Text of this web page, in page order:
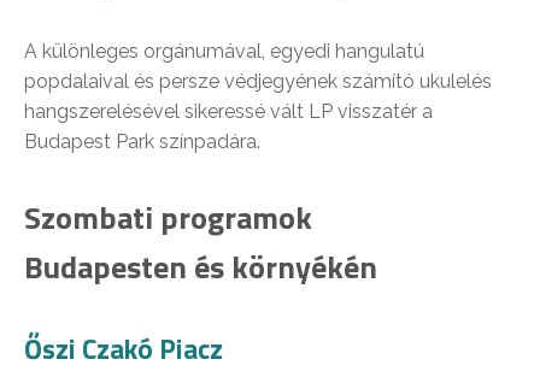
A különleges orgánumával, egyedi hangulatú
popdalaival és persze védjegyének számító ukulelés
hangszerelésével sikeressé vált LP visszatér a
Budapest Park színpadára.
Szombati programok
Budapesten és környékén
Őszi Czakó Piacz